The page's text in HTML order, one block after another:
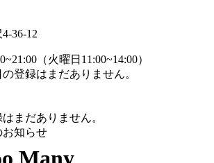
36-12
（火曜日11:00~14:00）
登録はまだありません。
まだありません。
お知らせ